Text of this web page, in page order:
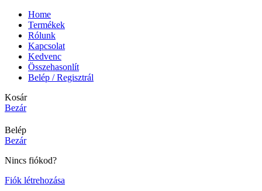
Home
Termékek
Rólunk
Kapcsolat
Kedvenc
Összehasonlít
Belép / Regisztrál
Kosár
Bezár
Belép
Bezár
Nincs fiókod?
Fiók létrehozása